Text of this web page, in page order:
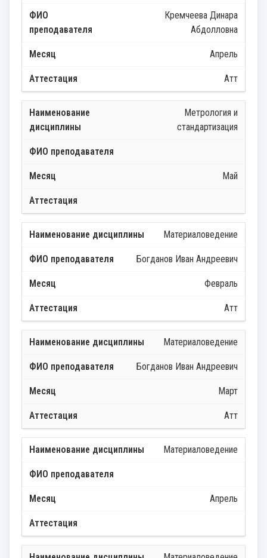
Кремчеева Динара
Абдолловна
Апрель
Атт
Метрология и
стандартизация
Май
Материаловедение
Богданов Иван Андреевич
Февраль
Атт
Материаловедение
Богданов Иван Андреевич
Март
Атт
Материаловедение
Апрель